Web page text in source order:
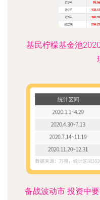
基民柠檬基金池
备战波动市 投资中